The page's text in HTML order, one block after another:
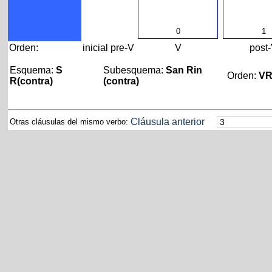
0 1
Orden: inicial pre-V V
Esquema: S
R(contra)
Subesquema:San Rin
(contra)
Orden:VR
Otras cláusulas del mismo verbo: Cláusula anterior